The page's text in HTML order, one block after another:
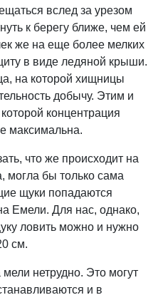
вслед за урезом
к берегу ближе, чем ей
же на еще более мелких
в виде ледяной крыши.
на которой хищницы
добычу. Этим и
концентрация
максимальна.
что же происходит на
могла бы только сама
щуки попадаются
Емели. Для нас, однако,
ловить можно и нужно
см.
нетрудно. Это могут
и в